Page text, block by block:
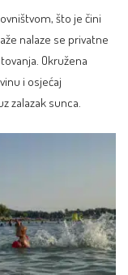
što je čini
nalaze se privatne
Okružena
i osjećaj
zalazak sunca.